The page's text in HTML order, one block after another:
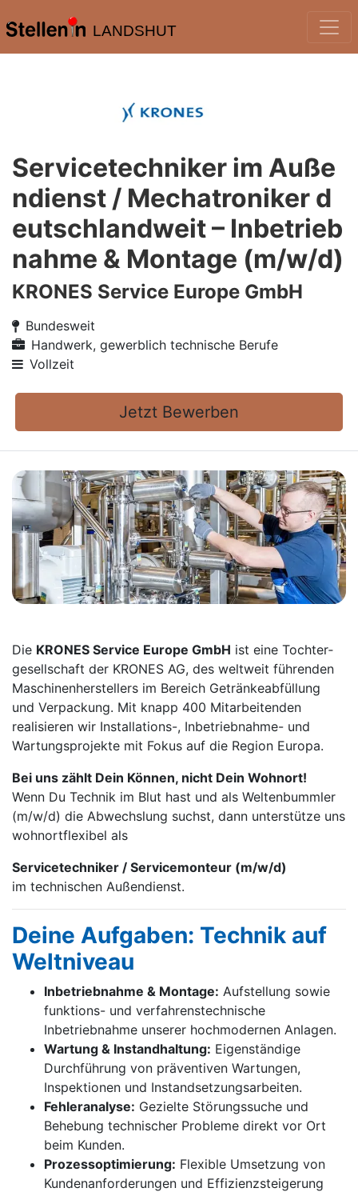
LANDSHUT
Servicetechniker im Auße
ndienst / Mechatroniker d
eutschlandweit – Inbetrieb
nahme & Montage (m/w/d)
KRONES Service Europe GmbH
Bundesweit
Handwerk, gewerblich technische Berufe
Vollzeit
Jetzt Bewerben
Die KRONES Service Europe GmbH ist eine Tochter­
gesellschaft der KRONES AG, des weltweit führenden
Maschinen­herstellers im Bereich Getränke­abfüllung
und Verpackung. Mit knapp 400 Mitarbei­tenden
realisieren wir Installations-, Inbetrieb­nahme- und
Wartungs­projekte mit Fokus auf die Region Europa.
Bei uns zählt Dein Können, nicht Dein Wohnort!
Wenn Du Technik im Blut hast und als Weltenbummler
(m/w/d) die Abwechslung suchst, dann unterstütze uns
wohnortflexibel als
Servicetechniker / Servicemonteur (m/w/d)
im technischen Außendienst.
Deine Aufgaben: Technik auf
Weltniveau
Inbetriebnahme & Montage: Aufstellung sowie
funktions- und verfahrenstechnische
Inbetriebnahme unserer hochmodernen Anlagen.
Wartung & Instandhaltung: Eigenständige
Durchführung von präventiven Wartungen,
Inspektionen und Instandsetzungsarbeiten.
Fehleranalyse: Gezielte Störungssuche und
Behebung technischer Probleme direkt vor Ort
beim Kunden.
Prozessoptimierung: Flexible Umsetzung von
Kundenanforderungen und Effizienzsteigerung